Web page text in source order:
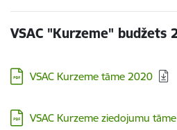
VSAC "Kurzeme" budžets
Lejupielādēt:
VSAC Kurzeme tāme 2020
Lejupielādēt:
VSAC Kurzeme ziedojumu